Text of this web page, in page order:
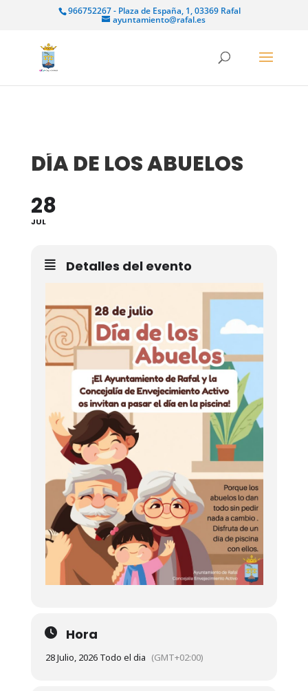
966752267 - Plaza de España, 1, 03369 Rafal
ayuntamiento@rafal.es
DÍA DE LOS ABUELOS
28
JUL
Detalles del evento
Hora
28 Julio, 2026 Todo el dia (GMT+02:00)